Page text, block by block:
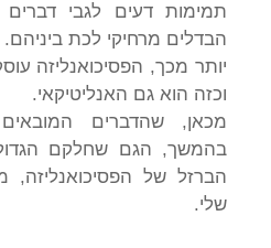
תמימות דעים לגבי
הבדלים מרחיקי לכת ביניהם.
יותר מכך, הפסיכואנליזה
וכזה הוא גם האנליטיקאי.
מכאן, שהדברים
בהמשך, הגם שחלקם
הברזל של הפסיכואנליזה,
שלי.